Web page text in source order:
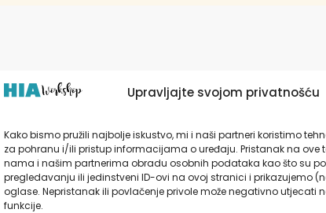
Upravljajte svojom privatnošću
Kako bismo pružili najbolje iskustvo, mi i naši partneri koristimo
za pohranu i/ili pristup informacijama o uređaju. Pristanak na ove
nama i našim partnerima obradu osobnih podataka kao što su
pregledavanju ili jedinstveni ID-ovi na ovoj stranici i prikazujemo
oglase. Nepristanak ili povlačenje privole može negativno utjecati
funkcije.